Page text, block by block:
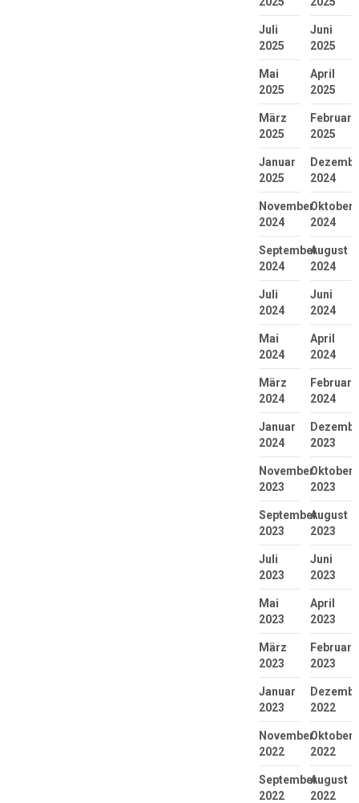
Juli
2025
Juni
2025
Mai
2025
April
2025
März
2025
Februar
2025
Januar
2025
2024
November
2024
Oktober
2024
September
2024
August
2024
Juli
2024
Juni
2024
Mai
2024
April
2024
März
2024
Februar
2024
Januar
2024
2023
November
2023
Oktober
2023
September
2023
August
2023
Juli
2023
Juni
2023
Mai
2023
April
2023
März
2023
Februar
2023
Januar
2023
2022
November
2022
Oktober
2022
September
2022
August
2022